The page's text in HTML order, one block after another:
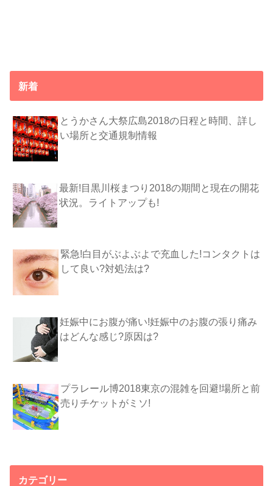
新着
とうかさん大祭広島2018の日程と時間、詳し
い場所と交通規制情報
最新!目黒川桜まつり2018の期間と現在の開花
状況。ライトアップも!
緊急!白目がぶよぶよで充血した!コンタクトは
して良い?対処法は?
妊娠中にお腹が痛い!妊娠中のお腹の張り痛み
はどんな感じ?原因は?
プラレール博2018東京の混雑を回避!場所と前
売りチケットがミソ!
カテゴリー